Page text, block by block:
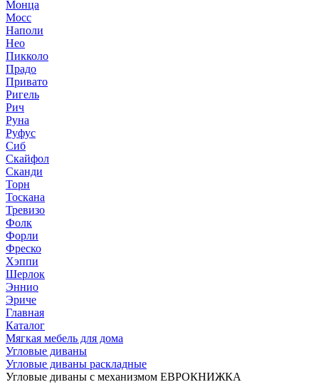
Монца
Мосс
Наполи
Нео
Пикколо
Прадо
Привато
Ригель
Рич
Руна
Руфус
Сиб
Скайфол
Сканди
Торн
Тоскана
Тревизо
Фолк
Форли
Фреско
Хэппи
Шерлок
Эннио
Эриче
Главная
Каталог
Мягкая мебель для дома
Угловые диваны
Угловые диваны раскладные
Угловые диваны с механизмом ЕВРОКНИЖКА